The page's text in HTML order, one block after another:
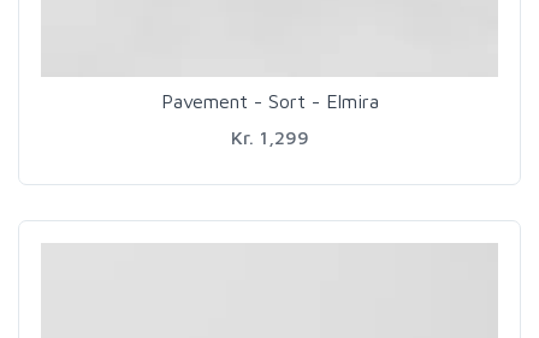
Pavement - Sort - Elmira
Kr. 1,299